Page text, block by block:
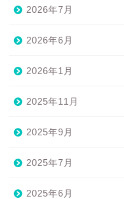
2026年7月
2026年6月
2026年1月
2025年11月
2025年9月
2025年7月
2025年6月